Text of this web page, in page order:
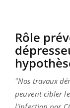
Rôle
"Nos travaux
peuvent cibler